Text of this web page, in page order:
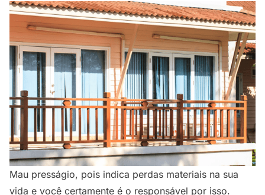
Mau presságio, pois indica perdas materiais na sua
vida e você certamente é o responsável por isso.